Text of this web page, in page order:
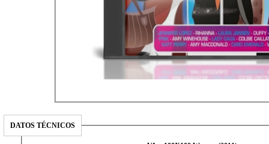
DATOS TÉCNICOS